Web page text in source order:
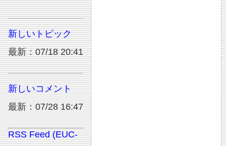
新しいトピック
最新：07/18 20:41
新しいコメント
最新：07/28 16:47
RSS Feed (EUC-